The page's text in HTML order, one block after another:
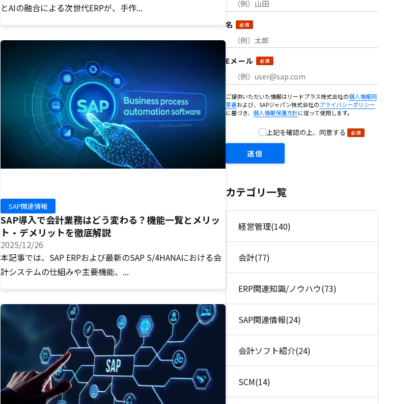
とAIの融合による次世代ERPが、手作...
SAP関連情報
SAP導入で会計業務はどう変わる？機能一覧とメリッ
ト・デメリットを徹底解説
2025/12/26
本記事では、SAP ERPおよび最新のSAP S/4HANAにおける会
計システムの仕組みや主要機能、...
名
Eメール
ご提供いただいた情報はリードプラス株式会社の個人情報同
意書および、SAPジャパン株式会社のプライバシーポリシー
に基づき、 個人情報保護方針に従って使用します。
上記を確認の上、同意する
カテゴリ一覧
経営管理(140)
会計(77)
ERP関連知識/ノウハウ(73)
SAP関連情報(24)
会計ソフト紹介(24)
SCM(14)